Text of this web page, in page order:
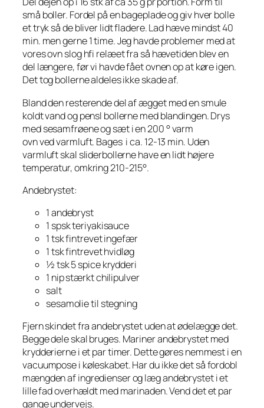
små boller. Fordel på en bageplade og giv hver bolle
et tryk så de bliver lidt fladere. Lad hæve mindst 40
min. men gerne 1 time. Jeg havde problemer med at
vores ovn slog hfi relæet fra så hævetiden blev en
del længere, før vi havde fået ovnen op at køre igen.
Det tog bollerne aldeles ikke skade af.
Bland den resterende del af ægget med en smule
koldt vand og pensl bollerne med blandingen. Drys
med sesamfrøene og sæt i en 200 ° varm
ovn ved varmluft. Bages i ca. 12-13 min. Uden
varmluft skal sliderbollerne have en lidt højere
temperatur, omkring 210-215°.
Andebrystet:
1 andebryst
1 spsk teriyakisauce
1 tsk fintrevet ingefær
1 tsk fintrevet hvidløg
½ tsk 5 spice krydderi
1 nip stærkt chilipulver
salt
sesamolie til stegning
Fjern skindet fra andebrystet uden at ødelægge det.
Begge dele skal bruges. Mariner andebrystet med
krydderierne i et par timer. Dette gøres nemmest i en
vacuumpose i køleskabet. Har du ikke det så fordobl
mængden af ingredienser og læg andebrystet i et
lille fad overhældt med marinaden. Vend det et par
gange undervejs.